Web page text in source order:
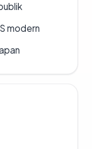
modern